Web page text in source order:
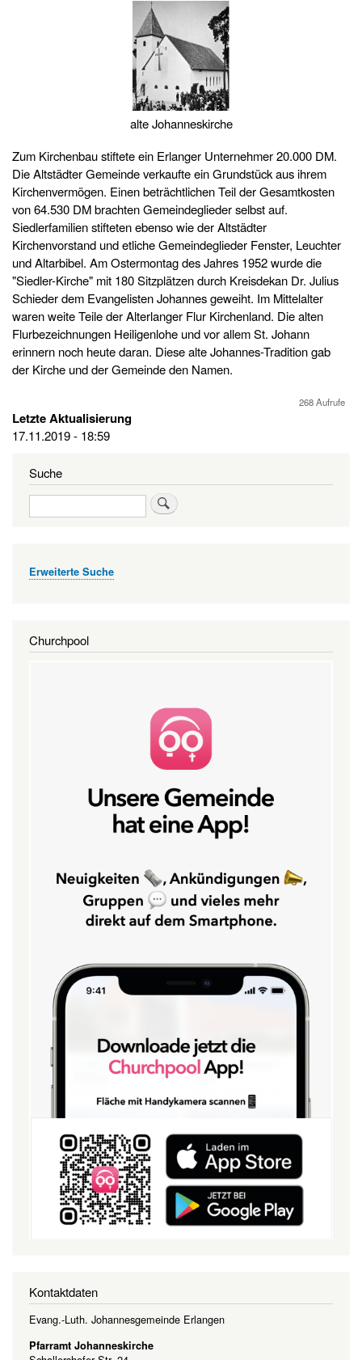
alte Johanneskirche
Zum Kirchenbau stiftete ein Erlanger Unternehmer 20.000 DM.
Die Altstädter Gemeinde verkaufte ein Grundstück aus ihrem
Kirchenvermögen. Einen beträchtlichen Teil der Gesamtkosten
von 64.530 DM brachten Gemeindeglieder selbst auf.
Siedlerfamilien stifteten ebenso wie der Altstädter
Kirchenvorstand und etliche Gemeindeglieder Fenster, Leuchter
und Altarbibel. Am Ostermontag des Jahres 1952 wurde die
"Siedler-Kirche" mit 180 Sitzplätzen durch Kreisdekan Dr. Julius
Schieder dem Evangelisten Johannes geweiht. Im Mittelalter
waren weite Teile der Alterlanger Flur Kirchenland. Die alten
Flurbezeichnungen Heiligenlohe und vor allem St. Johann
erinnern noch heute daran. Diese alte Johannes-Tradition gab
der Kirche und der Gemeinde den Namen.
268 Aufrufe
Letzte Aktualisierung
17.11.2019 - 18:59
Suche
Suche
Erweiterte Suche
Churchpool
Kontaktdaten
Evang.-Luth. Johannesgemeinde Erlangen
Pfarramt Johanneskirche